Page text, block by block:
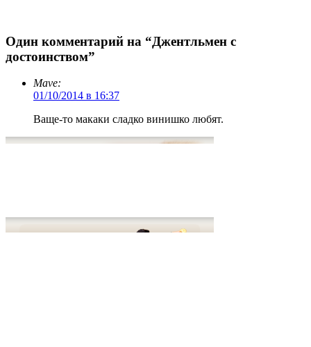
Один комментарий на “Джентльмен с
достоинством”
Mave:
01/10/2014 в 16:37
Ваще-то макаки сладко винишко любят.